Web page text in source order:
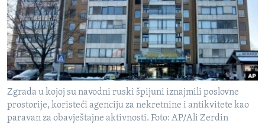
MAGAZIN
O GLASU AMERIKE
Learning English
PRATITE NAS
Zgrada u kojoj su navodni ruski špijuni iznajmili poslovne
prostorije, koristeći agenciju za nekretnine i antikvitete kao
paravan za obavještajne aktivnosti. Foto: AP/Ali Zerdin